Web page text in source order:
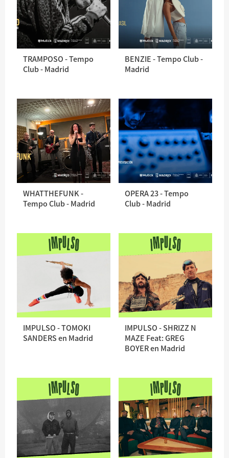
TRAMPOSO - Tempo
Club - Madrid
BENZIE - Tempo Club -
Madrid
WHATTHEFUNK -
Tempo Club - Madrid
OPERA 23 - Tempo
Club - Madrid
IMPULSO - TOMOKI
SANDERS en Madrid
IMPULSO - SHRIZZ N
MAZE Feat: GREG
BOYER en Madrid